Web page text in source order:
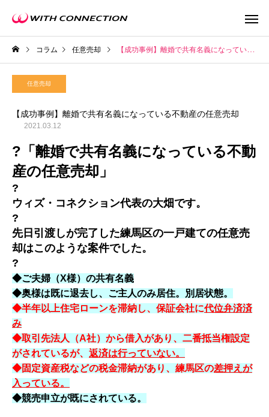
ウィズの利益還元
コラム 任意売却 【成功事例】離婚で共有名義になっている不動産の任意売却
任意売却
【成功事例】離婚で共有名義になっている不動産の任意売却
2021.03.12
?「離婚で共有名義になっている不動
産の任意売却」
?
ウィズ・コネクション代表の大畑です。
?
先日引渡しが完了した練馬区の一戸建ての任意売
却はこのような案件でした。
?
◆ご夫婦（X様）の共有名義
◆奥様は既に退去し、ご主人のみ居住。別居状態。
◆半年以上住宅ローンを滞納し、保証会社に代位弁済済
み
◆取引先法人（A社）から借入があり、二番抵当権設定
がされているが、 返済は行っていない。
◆固定資産税などの税金滞納があり、練馬区の差押えが
入っている。
◆競売申立が既にされている。